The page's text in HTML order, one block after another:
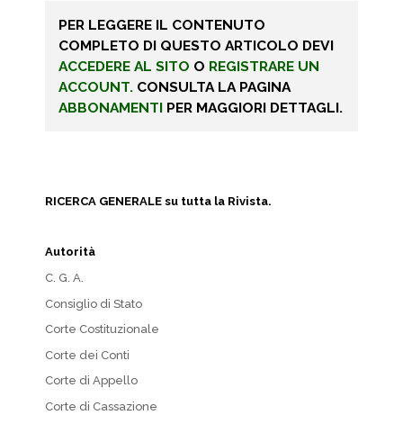
PER LEGGERE IL CONTENUTO
COMPLETO DI QUESTO ARTICOLO DEVI
ACCEDERE AL SITO O REGISTRARE UN
ACCOUNT. CONSULTA LA PAGINA
ABBONAMENTI PER MAGGIORI DETTAGLI.
RICERCA GENERALE su tutta la Rivista.
Autorità
C. G. A.
Consiglio di Stato
Corte Costituzionale
Corte dei Conti
Corte di Appello
Corte di Cassazione